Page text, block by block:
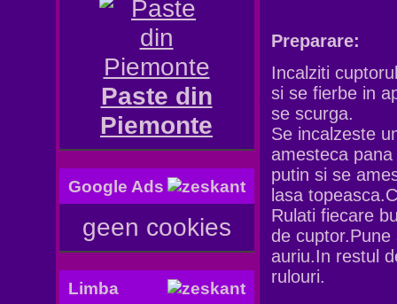
Paste din
Piemonte
Google Ads
geen cookies
Limba
Preparare:
Incalziti
si se fierbe in
se scurga.
Se incalzeste
amesteca
putin si se
lasa topeasca.
Rulati fiecare
de
auriu.In restul
rulouri.